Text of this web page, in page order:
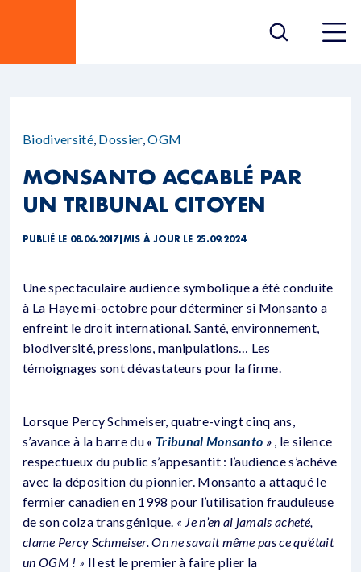
Biodiversité, Dossier,OGM
MONSANTO ACCABLÉ PAR
UN TRIBUNAL CITOYEN
PUBLIÉ LE 08.06.2017| MIS À JOUR LE 25.09.2024
Une spectaculaire audience symbolique a été conduite
à La Haye mi-octobre pour déterminer si Monsanto a
enfreint le droit international. Santé, environnement,
biodiversité, pressions, manipulations… Les
témoignages sont dévastateurs pour la firme.
Lorsque Percy Schmeiser, quatre-vingt cinq ans,
s’avance à la barre du « Tribunal Monsanto » , le silence
respectueux du public s’appesantit : l’audience s’achève
avec la déposition du pionnier. Monsanto a attaqué le
fermier canadien en 1998 pour l’utilisation frauduleuse
de son colza transgénique. « Je n’en ai jamais acheté,
clame Percy Schmeiser. On ne savait même pas ce qu’était
un OGM ! » Il est le premier à faire plier la